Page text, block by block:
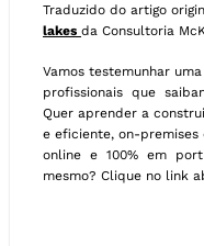
Traduzido do artigo
lakes da Consultoria
Vamos testemunhar
profissionais que
Quer aprender a
e eficiente, on-premises
online e 100% em
mesmo? Clique no link